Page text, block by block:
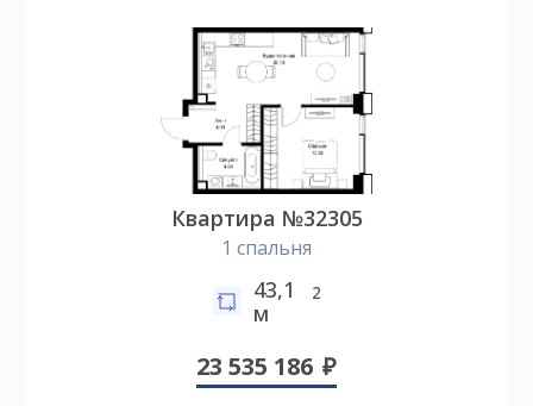
Квартира №32305
1 спальня
43,1
м
2
23 535 186